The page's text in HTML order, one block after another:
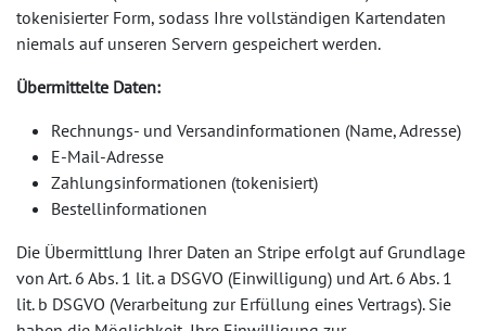
tokenisierter Form, sodass Ihre vollständigen Kartendaten
niemals auf unseren Servern gespeichert werden.
Übermittelte Daten:
Rechnungs- und Versandinformationen (Name, Adresse)
E-Mail-Adresse
Zahlungsinformationen (tokenisiert)
Bestellinformationen
Die Übermittlung Ihrer Daten an Stripe erfolgt auf Grundlage
von Art. 6 Abs. 1 lit. a DSGVO (Einwilligung) und Art. 6 Abs. 1
lit. b DSGVO (Verarbeitung zur Erfüllung eines Vertrags). Sie